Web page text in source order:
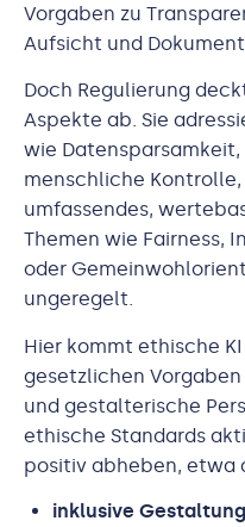
Vorgaben zu
Aufsicht und
Doch Regulierung
Aspekte ab. Sie
wie
menschliche
umfassendes,
Themen wie Fairness,
oder
ungeregelt.
Hier kommt ethische
gesetzlichen
und gestalterische
ethische Standards
positiv abheben, etwa
inklusive Gestaltung